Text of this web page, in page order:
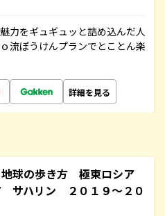
力をギュギュッと詰め込んだ人
流ぼうけんプランでとことん楽
詳細を見る
球の歩き方 極東ロシア
サハリン ２０１９～２０